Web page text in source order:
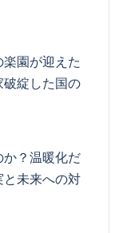
園が迎えた
綻した国の
か？温暖化だ
と未来への対